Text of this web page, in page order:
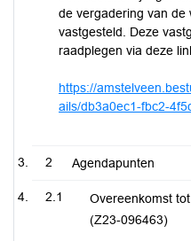
de vergadering van de
vastgesteld. Deze
raadplegen via deze
https://
ails/db3a0ec1-fbc2-
2 Agendapunten
2.1
Overeenkomst tot
(Z23-096463)